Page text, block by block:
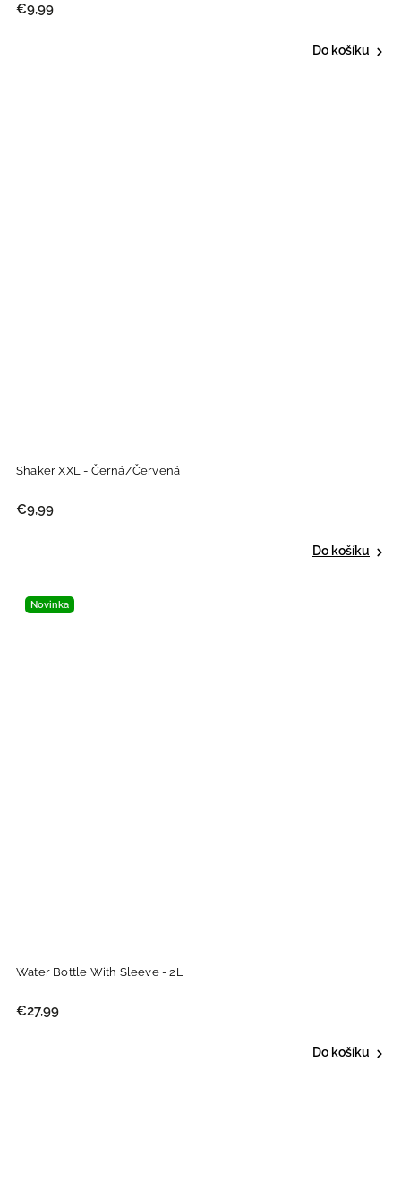
€9,99
Do košíku
Shaker XXL - Černá/Červená
€9,99
Do košíku
Novinka
Water Bottle With Sleeve - 2L
€27,99
Do košíku